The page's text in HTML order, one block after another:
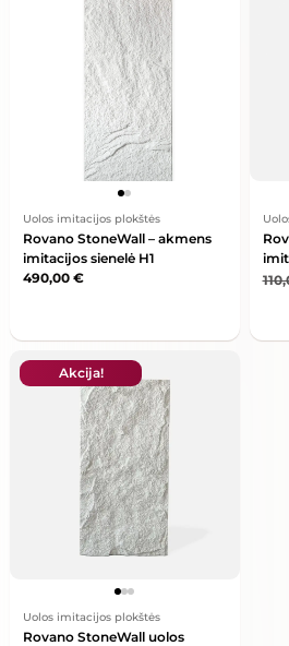
Uolos imitacijos plokštės
Rovano StoneWall – akmens
imitacijos sienelė H1
490,00 €
Akcija!
Uolos imitacijos plokštės
Rovano StoneWall uolos